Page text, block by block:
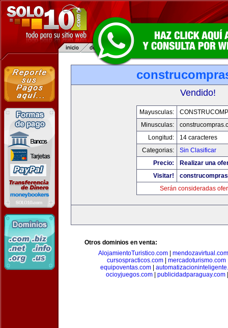
Vendido!
Mayusculas:
Minusculas:
Longitud:
14 caracteres
Categorias:
Sin Clasificar
Precio:
Realizar una
Visitar!
Serán consideradas
Otros dominios en venta:
AlojamientoTuristico.com
mendozavirtual.com
cursospracticos.com| mercadoturismo.com
equipoventas.com|
ocioyjuegos.com| publicidadparaguay.com